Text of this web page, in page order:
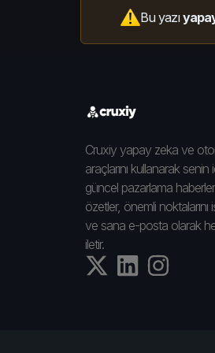
Bu yazı
Cruxiy yapay zeka ve
araçlarını kullanarak senin
güncel pazarlama
özetler, önemli noktalarını
ve sana e-posta olarak
iletir.